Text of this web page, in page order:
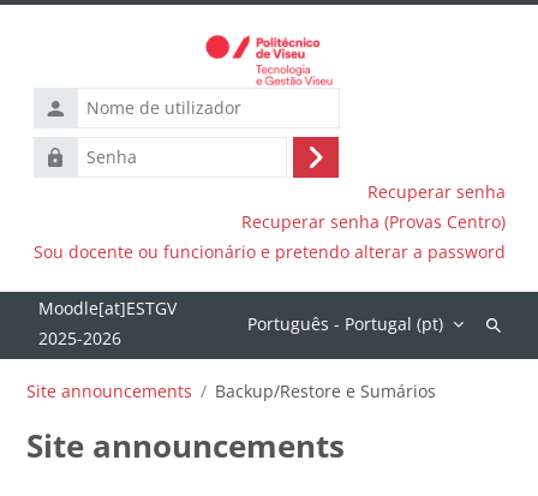
Nome
de
utilizador
Senha
Entrar
Recuperar senha
Recuperar senha (Provas Centro)
Sou docente ou funcionário e pretendo alterar a password
Português - Portugal ‎(pt)‎
Site announcements Backup/Restore e Sumários
Site announcements